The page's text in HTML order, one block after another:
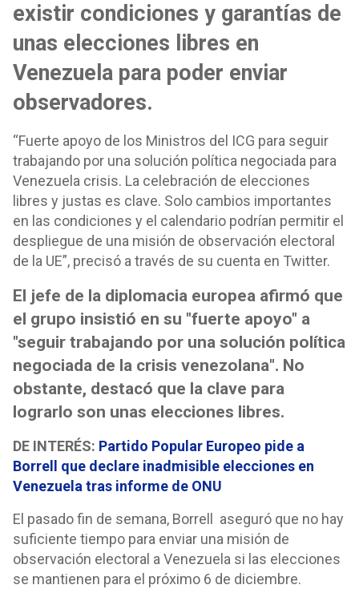
existir condiciones y garantías de
unas elecciones libres en
Venezuela para poder enviar
observadores.
“Fuerte apoyo de los Ministros del ICG para seguir
trabajando por una solución política negociada para
Venezuela crisis. La celebración de elecciones
libres y justas es clave. Solo cambios importantes
en las condiciones y el calendario podrían permitir el
despliegue de una misión de observación electoral
de la UE”, precisó a través de su cuenta en Twitter.
El jefe de la diplomacia europea afirmó que
el grupo insistió en su "fuerte apoyo" a
"seguir trabajando por una solución política
negociada de la crisis venezolana". No
obstante, destacó que la clave para
lograrlo son unas elecciones libres.
DE INTERÉS: Partido Popular Europeo pide a
Borrell que declare inadmisible elecciones en
Venezuela tras informe de ONU
El pasado fin de semana, Borrell aseguró que no hay
suficiente tiempo para enviar una misión de
observación electoral a Venezuela si las elecciones
se mantienen para el próximo 6 de diciembre.